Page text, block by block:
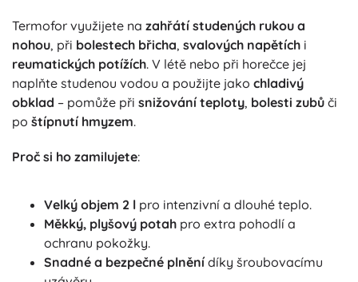
Termofor využijete na zahřátí studených rukou a
nohou, při bolestech břicha, svalových napětích i
reumatických potížích. V létě nebo při horečce jej
naplňte studenou vodou a použijte jako chladivý
obklad – pomůže při snižování teploty, bolesti zubů či
po štípnutí hmyzem.
Proč si ho zamilujete:
Velký objem 2 l pro intenzivní a dlouhé teplo.
Měkký, plyšový potah pro extra pohodlí a
ochranu pokožky.
Snadné a bezpečné plnění díky šroubovacímu